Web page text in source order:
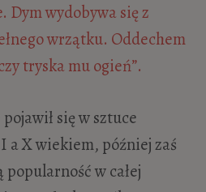
Dym wydobywa się z
wrzątku. Oddechem
tryska mu ogień”.
się w sztuce
X wiekiem, później zaś
w całej